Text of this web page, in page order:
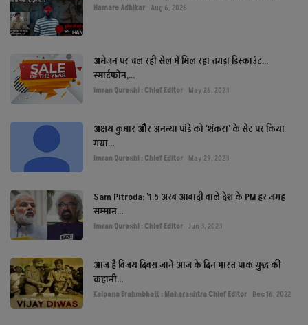
Hamare Adhikar Aug 6, 2026
अमेजन पर चल रही सेल में मिल रहा तगड़ा डिस्काउंट...
स्मार्टफोन,...
Imran Qureshi : Chief Editor May 26, 2023
अक्षय कुमार और अनन्या पांडे को 'शंकरा' के सेट पर किया
गया...
Imran Qureshi : Chief Editor May 29, 2023
Sam Pitroda: '1.5 अरब आबादी वाले देश के PM हर जगह
सम्मान...
Imran Qureshi : Chief Editor Jun 3, 2023
आज है विजय दिवस जाने आज के दिन भारत पाक युद्ध की
कहानी...
Kalpana Brahmbhatt : Maharashtra Chief Editor Dec 16, 2022